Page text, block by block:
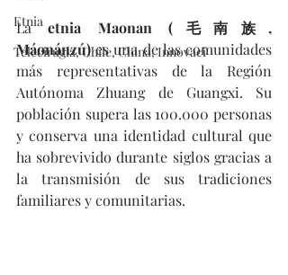
Etnia
Telecirugía, Chile, China, Innovaci
La etnia Maonan (毛南族,
Máonánzú) es una de las comunidades
más representativas de la Región
Autónoma Zhuang de Guangxi. Su
población supera las 100.000 personas
y conserva una identidad cultural que
ha sobrevivido durante siglos gracias a
la transmisión de sus tradiciones
familiares y comunitarias.